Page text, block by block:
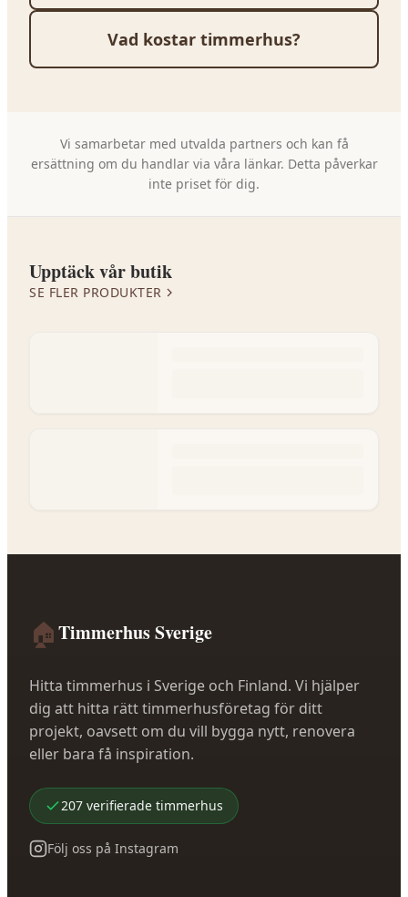
Vad kostar timmerhus?
Vi samarbetar med utvalda partners och kan få
ersättning om du handlar via våra länkar. Detta påverkar
inte priset för dig.
Upptäck vår butik
SE FLER PRODUKTER
🏠Timmerhus Sverige
Hitta timmerhus i Sverige och Finland. Vi hjälper
dig att hitta rätt timmerhusföretag för ditt
projekt, oavsett om du vill bygga nytt, renovera
eller bara få inspiration.
207 verifierade timmerhus
Följ oss på Instagram